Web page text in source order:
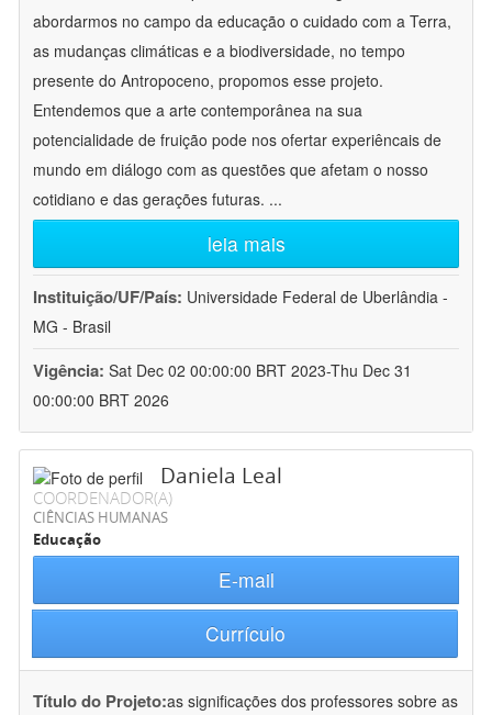
abordarmos no campo da educação o cuidado com a Terra,
as mudanças climáticas e a biodiversidade, no tempo
presente do Antropoceno, propomos esse projeto.
Entendemos que a arte contemporânea na sua
potencialidade de fruição pode nos ofertar experiêncais de
mundo em diálogo com as questões que afetam o nosso
cotidiano e das gerações futuras. ...
leia mais
Instituição/UF/País: Universidade Federal de Uberlândia -
MG - Brasil
Vigência: Sat Dec 02 00:00:00 BRT 2023-Thu Dec 31
00:00:00 BRT 2026
Daniela Leal
COORDENADOR(A)
CIÊNCIAS HUMANAS
Educação
E-mail
Currículo
Título do Projeto:as significações dos professores sobre as